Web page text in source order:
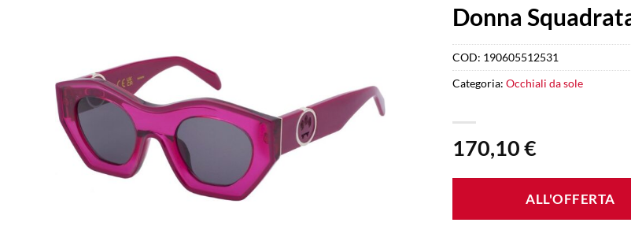
Donna
170,10€
ALL'OFFERTA
COD: 190605512531
Categoria: Occhiali da sole